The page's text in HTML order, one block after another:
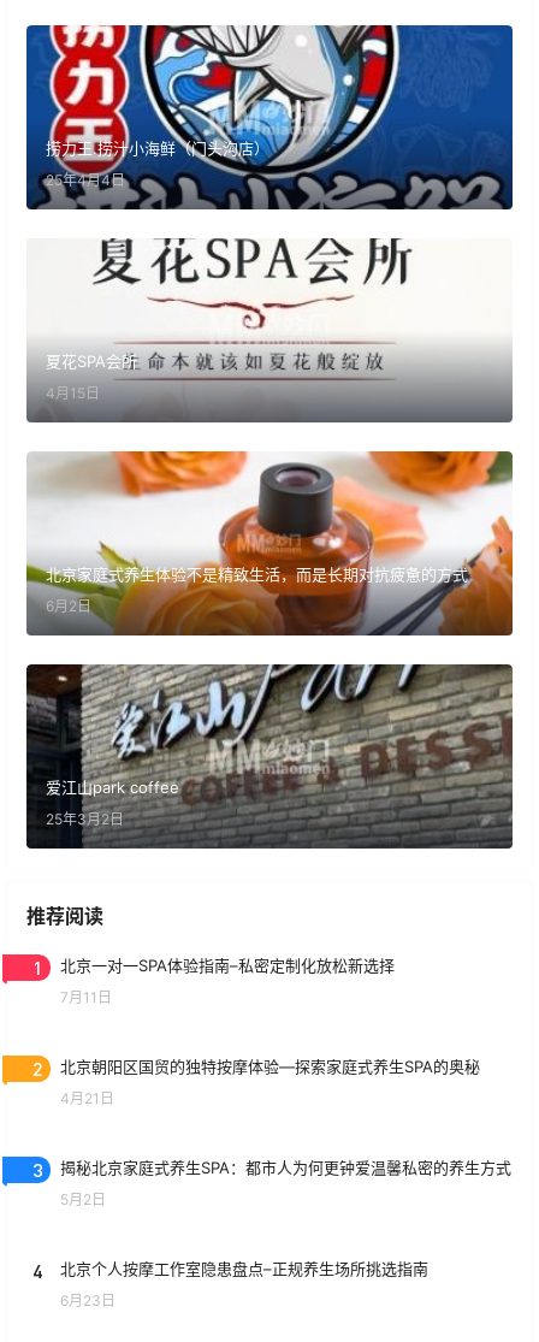
捞力王.捞汁小海鲜（门头沟店）
25年4月4日
夏花SPA会所
4月15日
北京家庭式养生体验不是精致生活，而是长期对抗疲惫的方式
6月2日
爱江山park coffee
25年3月2日
推荐阅读
1 北京一对一SPA体验指南–私密定制化放松新选择
7月11日
2 北京朝阳区国贸的独特按摩体验—探索家庭式养生SPA的奥秘
4月21日
3 揭秘北京家庭式养生SPA：都市人为何更钟爱温馨私密的养生方式
5月2日
4 北京个人按摩工作室隐患盘点–正规养生场所挑选指南
6月23日